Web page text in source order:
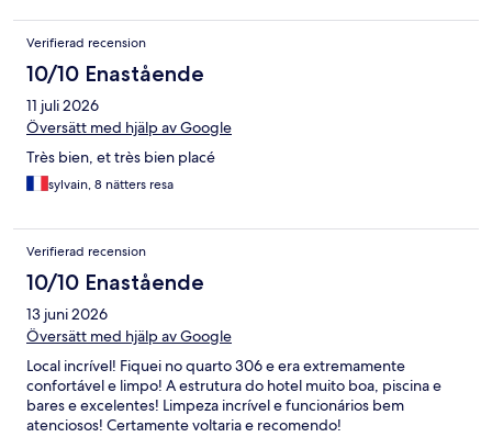
Say no more.
Verifierad recension
10/10 Enastående
11 juli 2026
Översätt med hjälp av Google
Très bien, et très bien placé
sylvain, 8 nätters resa
Verifierad recension
10/10 Enastående
13 juni 2026
Översätt med hjälp av Google
Local incrível! Fiquei no quarto 306 e era extremamente
confortável e limpo! A estrutura do hotel muito boa, piscina e
bares e excelentes! Limpeza incrível e funcionários bem
atenciosos! Certamente voltaria e recomendo!